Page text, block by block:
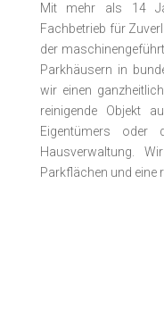
Mit mehr als 14
Fachbetrieb für
der
Parkhäusern in
wir einen
reinigende Objekt
Eigentümers oder
Hausverwaltung.
Parkflächen und eine